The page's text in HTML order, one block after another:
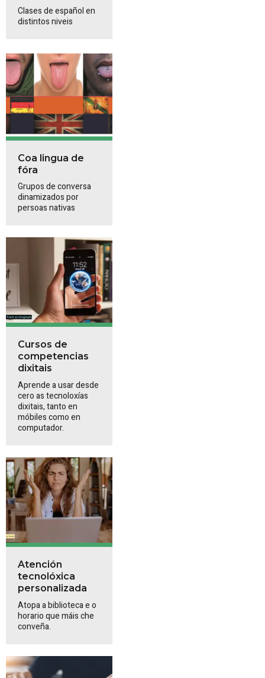
Clases de español en
distintos niveis
Coa lingua de
fóra
Grupos de conversa
dinamizados por
persoas nativas
Cursos de
competencias
dixitais
Aprende a usar desde
cero as tecnoloxías
dixitais, tanto en
móbiles como en
computador.
Atención
tecnolóxica
personalizada
Atopa a biblioteca e o
horario que máis che
conveña.